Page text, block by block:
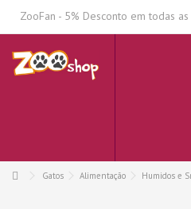
ZooFan - 5% Desconto em todas
Gatos Alimentação Humidos e